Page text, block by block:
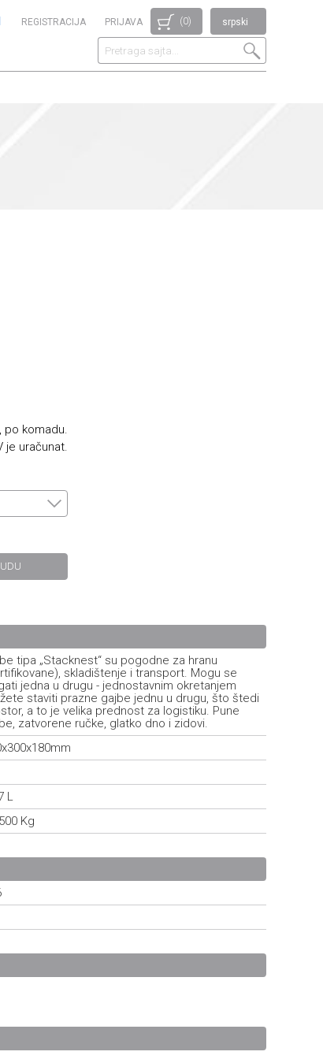
srpski
(0)
REGISTRACIJA PRIJAVA
po komadu.
je uračunat.
tipa „Stacknest“ su pogodne za hranu
skladištenje i transport. Mogu se
jedna u drugu - jednostavnim okretanjem
staviti prazne gajbe jednu u drugu, što štedi
a to je velika prednost za logistiku. Pune
zatvorene ručke, glatko dno i zidovi.
L
Kg